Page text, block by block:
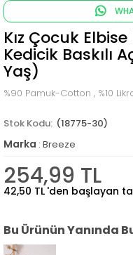
Kız Çocuk
Kedicik Baskılı
Yaş)
%90 Pamuk-Cotton , %10
(18775-30)
Marka : Breeze
254,99 TL
42,50 TL 'den başlayan
Bu Ürünün Yanında